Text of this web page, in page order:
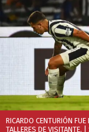
RICARDO CENTURIÓN
TALLERES DE VISITANTE.